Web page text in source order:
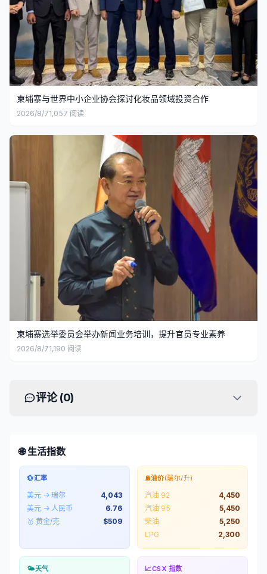
柬埔寨与世界中小企业协会探讨化妆品领域投资合作
2026/8/71,057 阅读
柬埔寨选举委员会举办新闻业务培训，提升官员专业素养
2026/8/71,190 阅读
评论 (0)
🌐 生活指数
💱汇率
美元 → 瑞尔
4,043
美元 → 人民币
6.76
🥇 黄金/克
$509
⛽油价(瑞尔/升)
汽油 92
4,450
汽油 95
5,450
柴油
5,250
LPG
2,300
🌤️天气 📈CSX 指数